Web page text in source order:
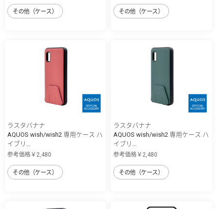
その他（ケース） その他（ケース）
ラスタバナナ
AQUOS wish/wish2 専用ケース ハ
イブリ...
参考価格￥2,480
その他（ケース）
ラスタバナナ
AQUOS wish/wish2 専用ケース ハ
イブリ...
参考価格￥2,480
その他（ケース）